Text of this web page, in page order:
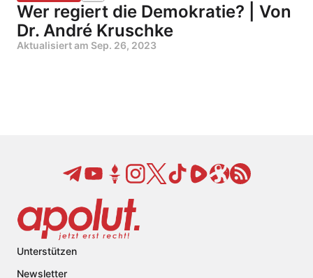
Wer regiert die Demokratie? | Von
Dr. André Kruschke
Aktualisiert am Sep. 26, 2023
Unterstützen
Newsletter